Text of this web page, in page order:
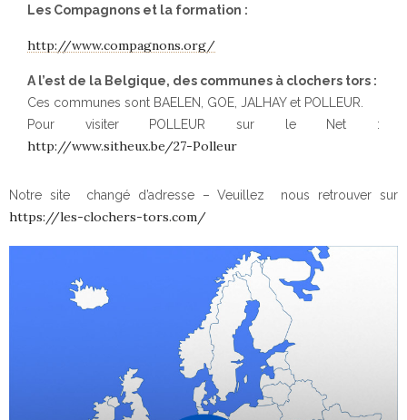
Les Compagnons et la formation :
http://www.compagnons.org/
A l’est de la Belgique, des communes à clochers tors :
Ces communes sont BAELEN, GOE, JALHAY et POLLEUR.
Pour visiter POLLEUR sur le Net :
http://www.sitheux.be/27-Polleur
Notre site changé d’adresse – Veuillez nous retrouver sur
https://les-clochers-tors.com/